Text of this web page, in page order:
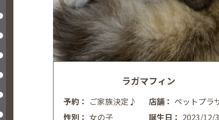
ラガマフィン
予約： ご家族決定♪ 店舗：
島皆実町店
性別： 女の子 誕生日： 2023/12/3